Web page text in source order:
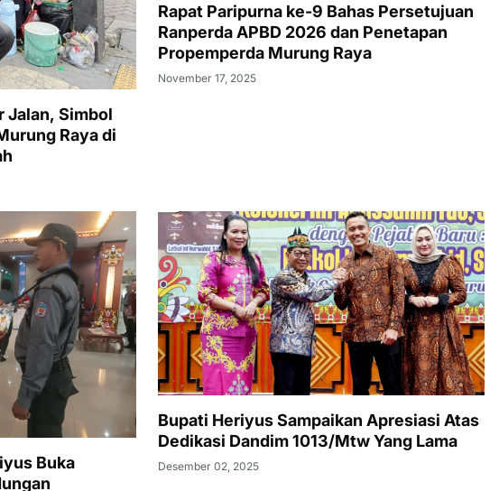
Jalan, Simbol
Raya di
Rapat Paripurna ke-9 Bahas Persetujuan
Ranperda APBD 2026 dan Penetapan
Propemperda Murung Raya
November 17, 2025
Buka
Bupati Heriyus Sampaikan Apresiasi Atas
Dedikasi Dandim 1013/Mtw Yang Lama
Desember 02, 2025